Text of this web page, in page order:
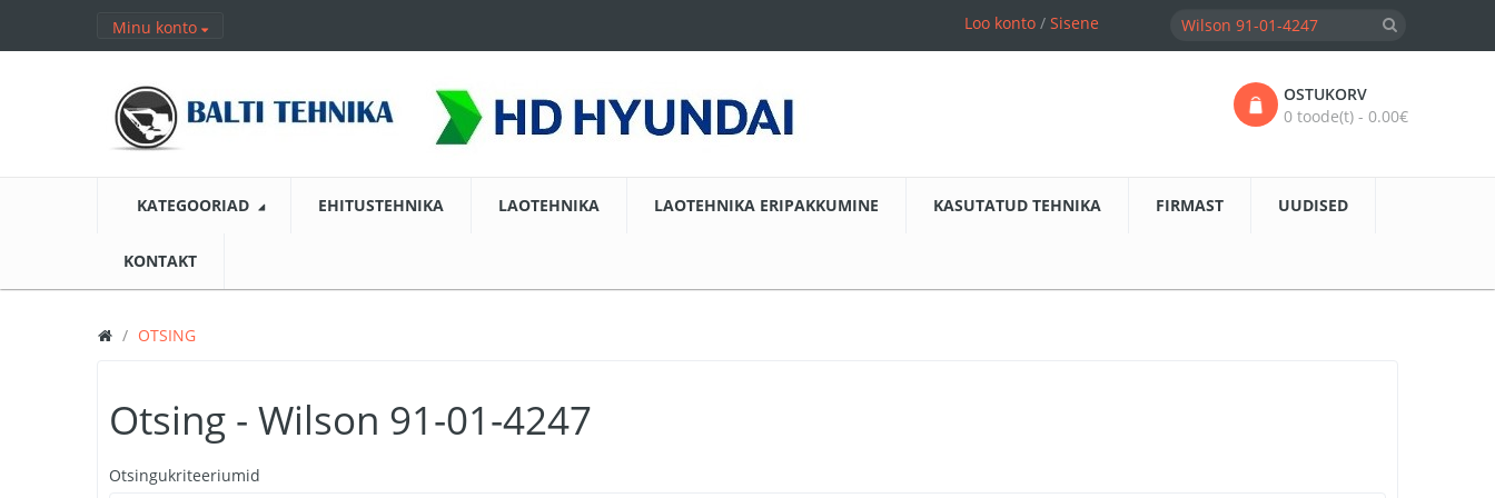
Minu konto Loo konto/ Sisene
OSTUKORV
0 toode(t) - 0.00€
KATEGOORIAD EHITUSTEHNIKA LAOTEHNIKA LAOTEHNIKA ERIPAKKUMINE KASUTATUD TEHNIKA FIRMAST UUDISED
KONTAKT
OTSING
Otsing - Wilson 91-01-4247
Otsingukriteeriumid